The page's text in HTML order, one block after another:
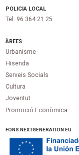
POLICIA LOCAL
Tel. 96 364 21 25
ÀREES
Urbanisme
Hisenda
Serveis Socials
Cultura
Joventut
Promoció Econòmica
FONS NEXTGENERATION EU